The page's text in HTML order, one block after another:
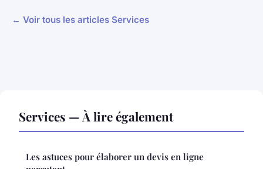
← Voir tous les articles Services
Services — À lire également
Les astuces pour élaborer un devis en ligne